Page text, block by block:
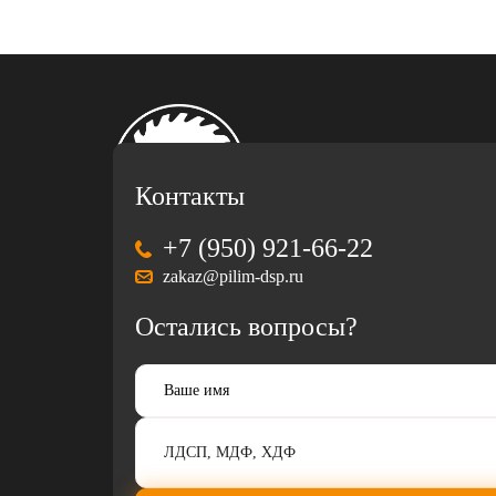
Контакты
+7 (950) 921-66-22
zakaz@pilim-dsp.ru
Остались вопросы?
Разработка и продвижение
сайта